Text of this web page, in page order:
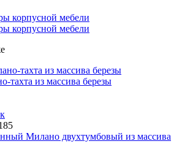
тахта из массива березы